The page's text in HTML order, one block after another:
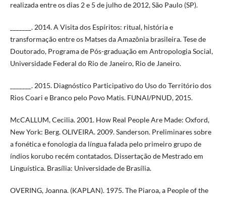
realizada entre os dias 2 e 5 de julho de 2012, São Paulo (SP).
_______. 2014. A Visita dos Espíritos: ritual, história e
transformação entre os Matses da Amazônia brasileira. Tese de
Doutorado, Programa de Pós-graduação em Antropologia Social,
Universidade Federal do Rio de Janeiro, Rio de Janeiro.
_______. 2015. Diagnóstico Participativo do Uso do Território dos
Rios Coari e Branco pelo Povo Matis. FUNAI/PNUD, 2015.
McCALLUM, Cecilia. 2001. How Real People Are Made: Oxford,
New York: Berg. OLIVEIRA. 2009. Sanderson. Preliminares sobre
a fonética e fonologia da língua falada pelo primeiro grupo de
índios korubo recém contatados. Dissertação de Mestrado em
Linguística. Brasília: Universidade de Brasília.
OVERING, Joanna. (KAPLAN). 1975. The Piaroa, a People of the